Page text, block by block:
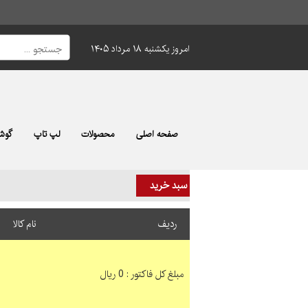
امروز یکشنبه ۱۸ مرداد ۱۴۰۵
صفحه اصلی محصولات لپ تاپ
سبد خرید
ردیف نام کالا
مبلغ کل فاکتور : 0 ریال